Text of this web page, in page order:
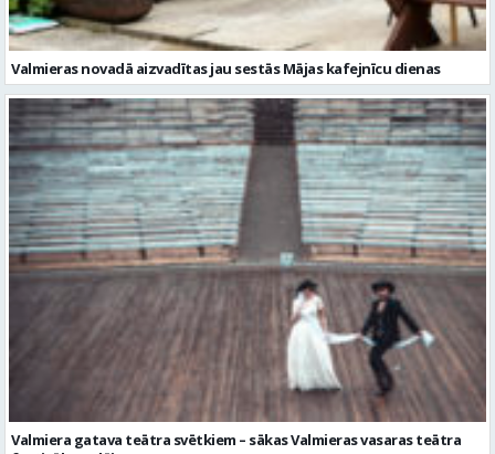
Valmiera gatava teātra svētkiem – sākas Valmieras vasaras teātra
festivāla nedēļa